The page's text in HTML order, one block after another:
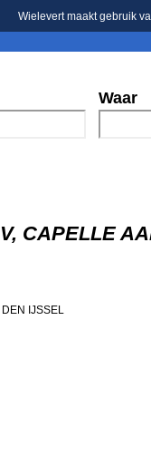
Wielevert maakt gebruik
Waar
CAPELLE
IJSSEL